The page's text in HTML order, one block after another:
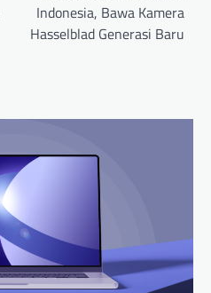
Indonesia, Bawa Kamera
Hasselblad Generasi Baru